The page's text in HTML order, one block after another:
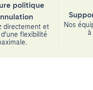
politique
directement et
flexibilité
Nos
à